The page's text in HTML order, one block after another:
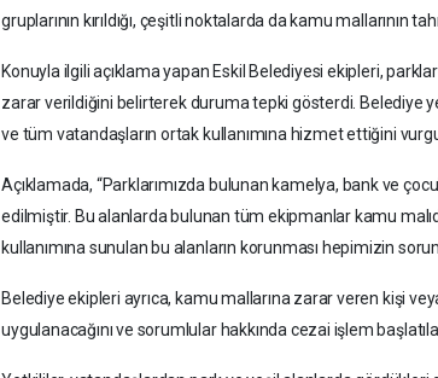
gruplarının kırıldığı, çeşitli noktalarda da kamu mallarının
Konuyla ilgili açıklama yapan Eskil Belediyesi ekipleri,
zarar verildiğini belirterek duruma tepki gösterdi. Belediye
ve tüm vatandaşların ortak kullanımına hizmet ettiğini
Açıklamada, “Parklarımızda bulunan kamelya, bank ve
edilmiştir. Bu alanlarda bulunan tüm ekipmanlar kamu
kullanımına sunulan bu alanların korunması hepimizin
Belediye ekipleri ayrıca, kamu mallarına zarar veren kişi
uygulanacağını ve sorumlular hakkında cezai işlem